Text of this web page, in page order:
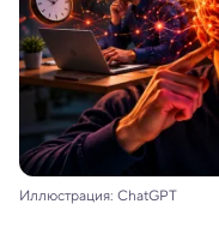
Иллюстрация: ChatGPT